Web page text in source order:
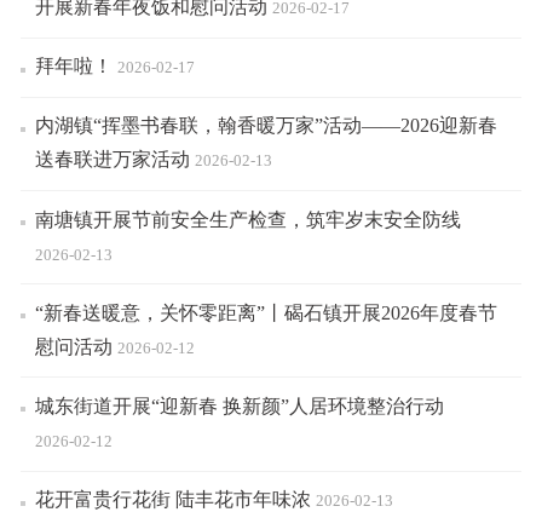
开展新春年夜饭和慰问活动 2026-02-17
拜年啦！ 2026-02-17
内湖镇“挥墨书春联，翰香暖万家”活动——2026迎新春
送春联进万家活动 2026-02-13
南塘镇开展节前安全生产检查，筑牢岁末安全防线
2026-02-13
“新春送暖意，关怀零距离”丨碣石镇开展2026年度春节
慰问活动 2026-02-12
城东街道开展“迎新春 换新颜”人居环境整治行动
2026-02-12
花开富贵行花街 陆丰花市年味浓 2026-02-13